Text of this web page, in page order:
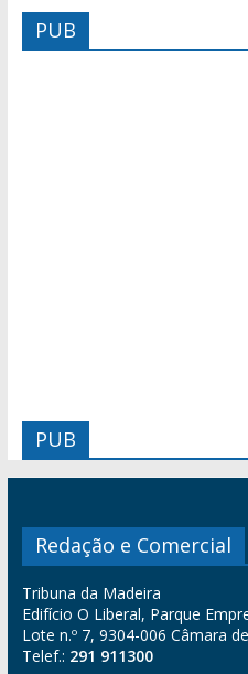
PUB
PUB
Redação e Comercial
Tribuna da Madeira
Edifício O Liberal, Parque
Lote n.º 7, 9304-006 Câmara
Telef.: 291 911300